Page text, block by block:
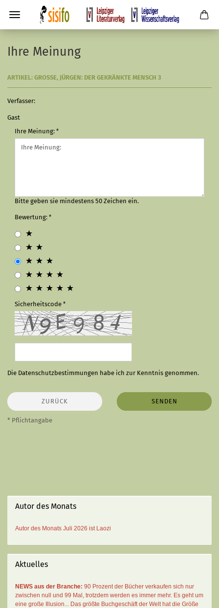
Ihre Meinung
ARTIKEL: GROSSE, JÜRGEN: DER GEKRÄNKTE MENSCH 3
Verfasser:
Gast
Ihre Meinung:
Bitte geben sie mindestens 50 Zeichen ein.
Bewertung:
Sicherheitscode
Die Datenschutzbestimmungen habe ich zur Kenntnis genommen.
ZURÜCK SENDEN
* Pflichtangabe
Autor des Monats
Autor des Monats Juli 2026 ist Laozi
Aktuelles
NEWS aus der Branche: 90 Prozent der Bücher verkaufen sich nur
zwischen null und 99 Mal , trotzdem werden es immer mehr. Es geht um
eine große Illusion... Das größte Buchgeschäft der Welt hat die Größe